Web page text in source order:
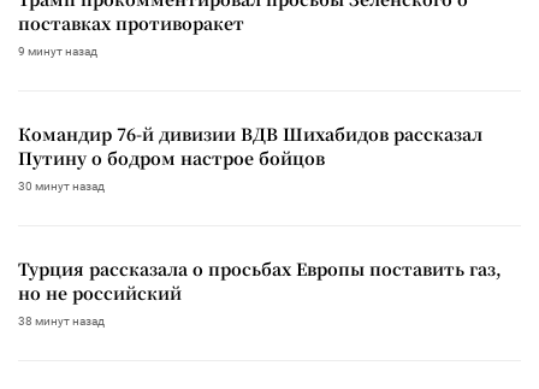
поставках противоракет
9 минут назад
Командир 76-й дивизии ВДВ Шихабидов рассказал
Путину о бодром настрое бойцов
30 минут назад
Турция рассказала о просьбах Европы поставить газ,
но не российский
38 минут назад